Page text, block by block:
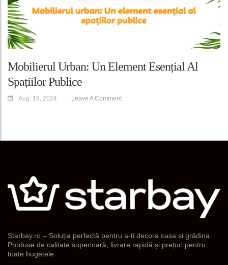
Mobilierul Urban: Un Element Esențial Al
Spațiilor Publice
Aug. 19, 2024 Leave A Comment
Starbay.ro – Soluția perfectă pentru a-ți decora casa și grădina.
Produse de calitate superioară, livrare rapidă și prețuri pentru
toate bugetele.